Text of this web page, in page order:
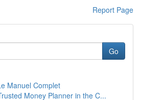
Report Page
Go
Manuel Complet
Money Planner in the C...